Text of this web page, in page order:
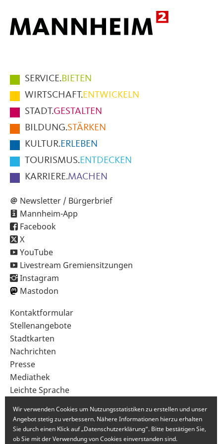
Hauptmenüpunkte
im
Fußbereich
der
Seite
SERVICE.BIETEN
WIRTSCHAFT.ENTWICKELN
STADT.GESTALTEN
BILDUNG.STÄRKEN
KULTUR.ERLEBEN
TOURISMUS.ENTDECKEN
KARRIERE.MACHEN
Newsletter / Bürgerbrief
Mannheim-App
Facebook
X
YouTube
Livestream Gremiensitzungen
Instagram
Mastodon
Sekundärnavigation
im
Fußbereich
Kontaktformular
Stellenangebote
Stadtkarten
Nachrichten
Presse
Mediathek
Leichte Sprache
Wir verwenden Cookies um Nutzungsstatistiken zu erstellen und unser
Angebot stetig zu verbessern. Nähere Informationen hierzu erhalten
Sie durch einen Klick auf „Datenschutzerklärung“. Bitte bestätigen Sie,
ob Sie mit der Verwendung von Cookies einverstanden sind.